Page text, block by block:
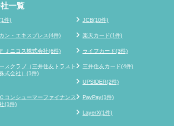
一覧
件) JCB(10件)
ン・エキスプレス(4件) 楽天カード(1件)
Ｊニコス株式会社(6件) ライフカード(3件)
スクラブ（三井住友トラスト
式会社）(1件)
三井住友カード(4件)
UPSIDER(2件)
コンシューマーファイナンス
(1件)
PayPay(1件)
LayerX(1件)